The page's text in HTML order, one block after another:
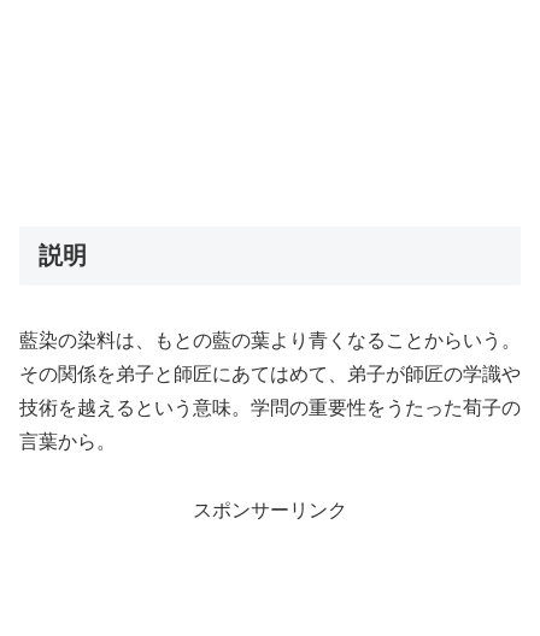
説明
藍染の染料は、もとの藍の葉より青くなることからいう。
その関係を弟子と師匠にあてはめて、弟子が師匠の学識や
技術を越えるという意味。学問の重要性をうたった荀子の
言葉から。
スポンサーリンク